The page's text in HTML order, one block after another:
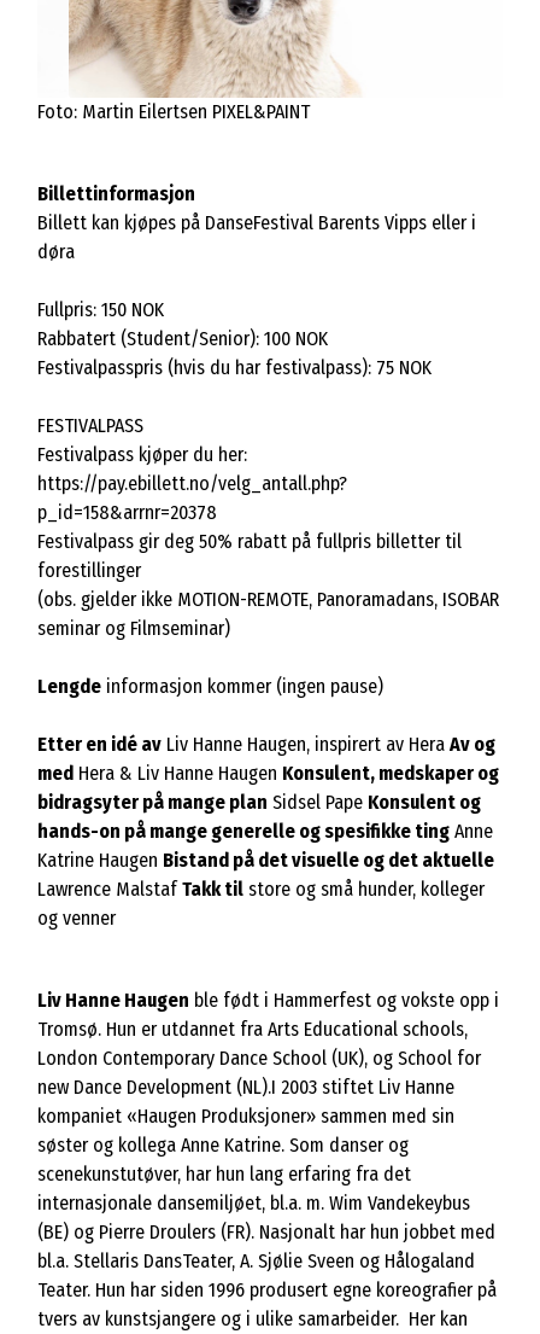
Foto: Martin Eilertsen PIXEL&PAINT
Billettinformasjon
Billett kan kjøpes på DanseFestival Barents Vipps eller i
døra
Fullpris: 150 NOK
Rabbatert (Student/Senior): 100 NOK
Festivalpasspris (hvis du har festivalpass): 75 NOK
FESTIVALPASS
Festivalpass kjøper du her:
https://pay.ebillett.no/velg_antall.php?
p_id=158&arrnr=20378
Festivalpass gir deg 50% rabatt på fullpris billetter til
forestillinger
(obs. gjelder ikke MOTION-REMOTE, Panoramadans, ISOBAR
seminar og Filmseminar)
Lengde informasjon kommer (ingen pause)
Etter en idé av Liv Hanne Haugen, inspirert av HeraAv og
med Hera & Liv Hanne Haugen Konsulent, medskaper og
bidragsyter på mange plan Sidsel Pape Konsulent og
hands-on på mange generelle og spesifikke ting Anne
Katrine Haugen Bistand på det visuelle og det aktuelle
Lawrence MalstafTakk til store og små hunder, kolleger
og venner
Liv Hanne Haugen ble født i Hammerfest og vokste opp i
Tromsø. Hun er utdannet fra Arts Educational schools,
London Contemporary Dance School (UK), og School for
new Dance Development (NL).I 2003 stiftet Liv Hanne
kompaniet «Haugen Produksjoner» sammen med sin
søster og kollega Anne Katrine. Som danser og
scenekunstutøver, har hun lang erfaring fra det
internasjonale dansemiljøet, bl.a. m. Wim Vandekeybus
(BE) og Pierre Droulers (FR). Nasjonalt har hun jobbet med
bl.a. Stellaris DansTeater, A. Sjølie Sveen og Hålogaland
Teater. Hun har siden 1996 produsert egne koreografier på
tvers av kunstsjangere og i ulike samarbeider. Her kan